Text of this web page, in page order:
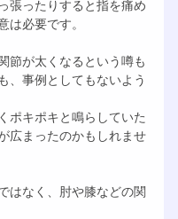
張ったりすると指を痛め
必要です。
節が太くなるという噂も
、事例としてもないよう
ポキポキと鳴らしていた
広まったのかもしれませ
はなく、肘や膝などの関